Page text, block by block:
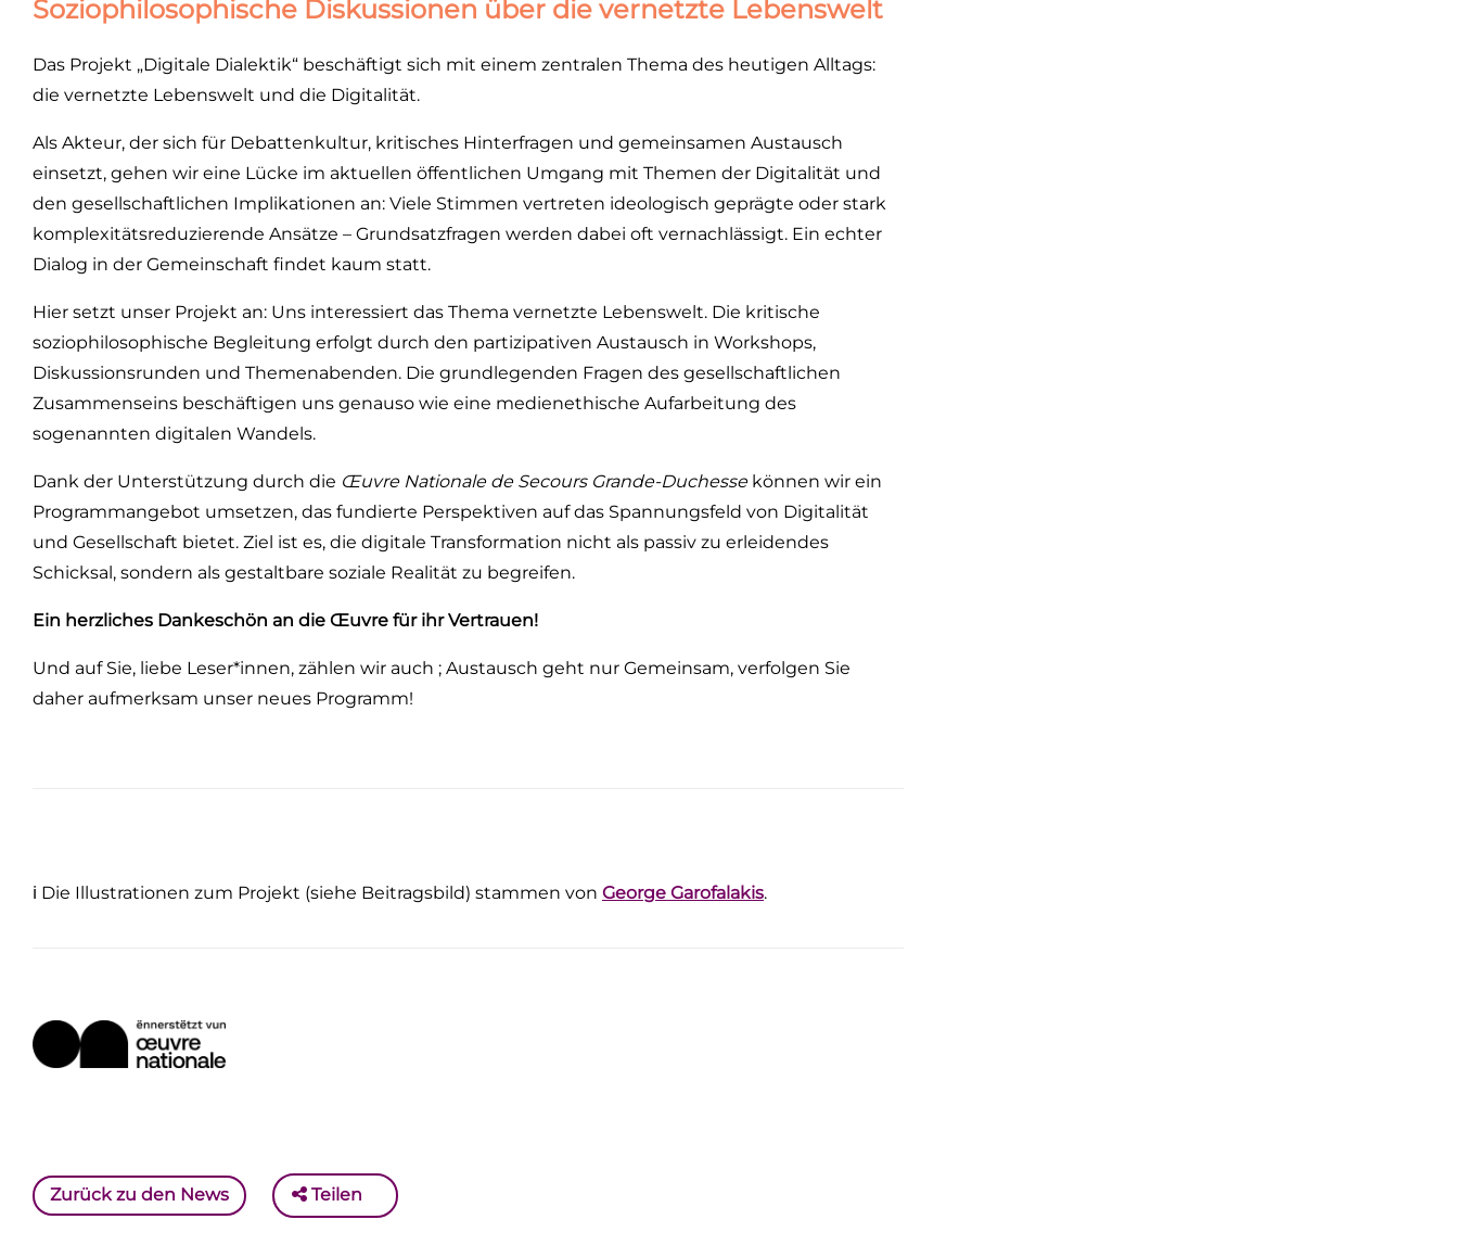
Soziophilosophische Diskussionen über die vernetzte Lebenswelt
Das Projekt „Digitale Dialektik“ beschäftigt sich mit einem zentralen Thema des heutigen Alltags:
die vernetzte Lebenswelt und die Digitalität.
Als Akteur, der sich für Debattenkultur, kritisches Hinterfragen und gemeinsamen Austausch
einsetzt, gehen wir eine Lücke im aktuellen öffentlichen Umgang mit Themen der Digitalität und
den gesellschaftlichen Implikationen an: Viele Stimmen vertreten ideologisch geprägte oder stark
komplexitätsreduzierende Ansätze – Grundsatzfragen werden dabei oft vernachlässigt. Ein echter
Dialog in der Gemeinschaft findet kaum statt.
Hier setzt unser Projekt an: Uns interessiert das Thema vernetzte Lebenswelt. Die kritische
soziophilosophische Begleitung erfolgt durch den partizipativen Austausch in Workshops,
Diskussionsrunden und Themenabenden. Die grundlegenden Fragen des gesellschaftlichen
Zusammenseins beschäftigen uns genauso wie eine medienethische Aufarbeitung des
sogenannten digitalen Wandels.
Dank der Unterstützung durch die Œuvre Nationale de Secours Grande-Duchessekönnen wir ein
Programmangebot umsetzen, das fundierte Perspektiven auf das Spannungsfeld von Digitalität
und Gesellschaft bietet. Ziel ist es, die digitale Transformation nicht als passiv zu erleidendes
Schicksal, sondern als gestaltbare soziale Realität zu begreifen.
Ein herzliches Dankeschön an die Œuvre für ihr Vertrauen!
Und auf Sie, liebe Leser*innen, zählen wir auch ; Austausch geht nur Gemeinsam, verfolgen Sie
daher aufmerksam unser neues Programm!
ℹ️ Die Illustrationen zum Projekt (siehe Beitragsbild) stammen von George Garofalakis.
Zurück zu den News Teilen